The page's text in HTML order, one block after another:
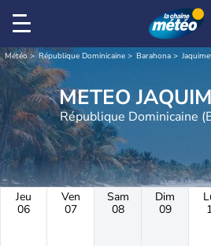
Météo République Dominicaine Barahona
METEO
République Dominicaine
Jeu
06
Ven
07
Sam
08
Dim
09